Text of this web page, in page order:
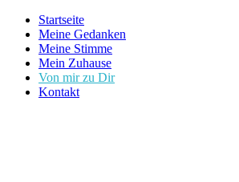
Zum
Inhalt
springen
Startseite
Meine Gedanken
Meine Stimme
Mein Zuhause
Von mir zu Dir
Kontakt